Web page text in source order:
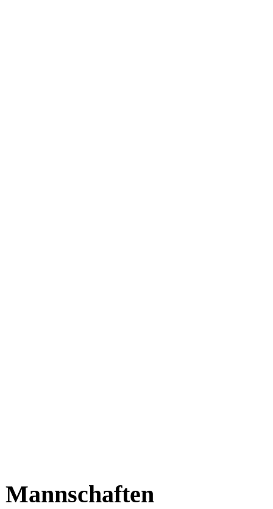
Mannschaften